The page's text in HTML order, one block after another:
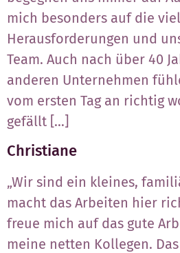
mich besonders auf die
Herausforderungen und
Team. Auch nach über 40
anderen Unternehmen
vom ersten Tag an richtig
gefällt […]
Christiane
„Wir sind ein kleines,
macht das Arbeiten hier
freue mich auf das gute
meine netten Kollegen.